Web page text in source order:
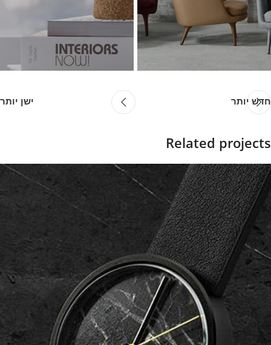
חדש יותר ישן יותר
Related projects